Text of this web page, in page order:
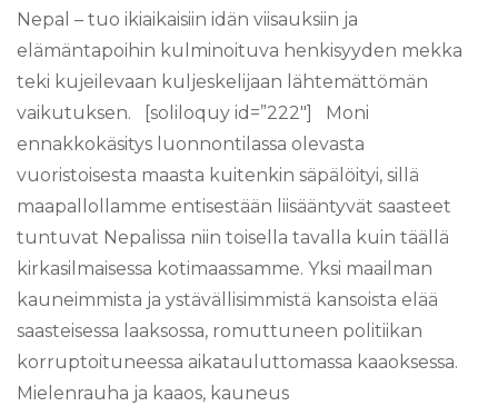
Nepal – tuo ikiaikaisiin idän viisauksiin ja
elämäntapoihin kulminoituva henkisyyden mekka
teki kujeilevaan kuljeskelijaan lähtemättömän
vaikutuksen. [soliloquy id=”222″] Moni
ennakkokäsitys luonnontilassa olevasta
vuoristoisesta maasta kuitenkin säpälöityi, sillä
maapallollamme entisestään liisääntyvät saasteet
tuntuvat Nepalissa niin toisella tavalla kuin täällä
kirkasilmaisessa kotimaassamme. Yksi maailman
kauneimmista ja ystävällisimmistä kansoista elää
saasteisessa laaksossa, romuttuneen politiikan
korruptoituneessa aikatauluttomassa kaaoksessa.
Mielenrauha ja kaaos, kauneus